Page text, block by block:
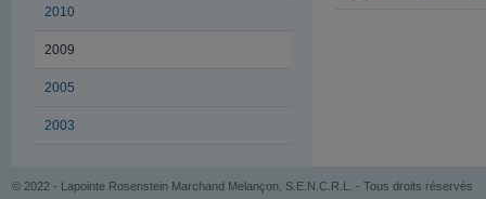
2010
2009
2005
2003
© 2022 - Lapointe Rosenstein Marchand Melançon, S.E.N.C.R.L. - Tous droits réservés